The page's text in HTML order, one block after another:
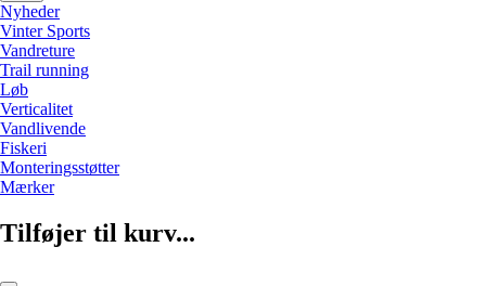
Nyheder
Vinter Sports
Vandreture
Trail running
Løb
Verticalitet
Vandlivende
Fiskeri
Monteringsstøtter
Mærker
Tilføjer til kurv...